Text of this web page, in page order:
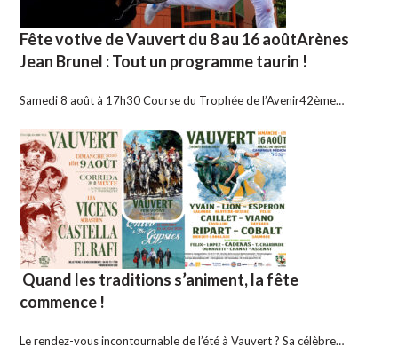
Fête votive de Vauvert du 8 au 16 aoûtArènes
Jean Brunel : Tout un programme taurin !
Samedi 8 août à 17h30 Course du Trophée de l’Avenir42ème…
Quand les traditions s’animent, la fête
commence !
Le rendez-vous incontournable de l’été à Vauvert ? Sa célèbre…